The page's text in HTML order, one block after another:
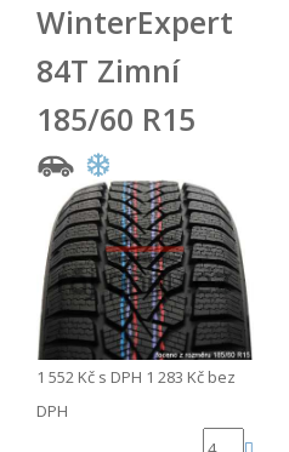
WinterExpert
84T Zimní
185/60 R15
1 552 Kč s DPH 1 283 Kč bez
DPH